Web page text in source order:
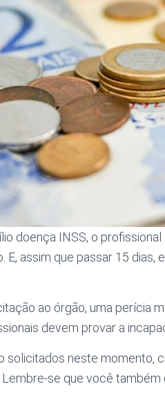
doença INSS, o
E, assim que passar 15
ao órgão, uma perícia
devem provar a
solicitados neste momento,
se que você